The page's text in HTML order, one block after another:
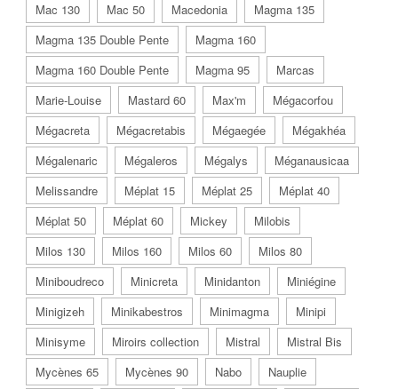
Mac 130
Mac 50 Macedonia
Magma 135
Magma 135 Double Pente
Magma 160
Magma 160 Double Pente
Magma 95
Marcas
Marie-Louise
Mastard 60 Max'm
Mégacorfou
Mégacreta
Mégacretabis Mégaegée
Mégakhéa
Mégalenaric
Mégaleros Mégalys
Méganausicaa
Melissandre
Méplat 15 Méplat 25
Méplat 40
Méplat 50
Méplat 60 Mickey
Milobis
Milos 130
Milos 160 Milos 60
Milos 80
Miniboudreco
Minicreta Minidanton
Miniégine
Minigizeh
Minikabestros Minimagma
Minipi
Minisyme
Miroirs collection Mistral
Mistral Bis
Mycènes 65
Mycènes 90 Nabo
Nauplie